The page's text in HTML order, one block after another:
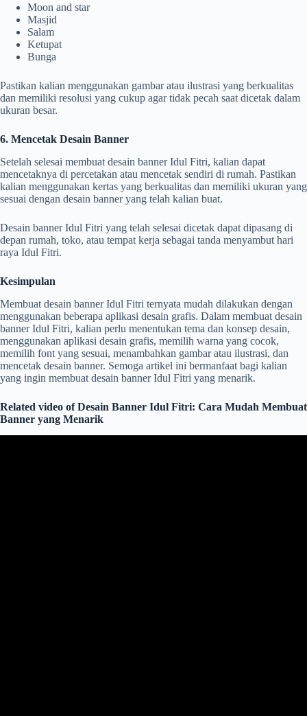
Moon and star
Masjid
Salam
Ketupat
Bunga
Pastikan kalian menggunakan gambar atau ilustrasi yang berkualitas
dan memiliki resolusi yang cukup agar tidak pecah saat dicetak dalam
ukuran besar.
6. Mencetak Desain Banner
Setelah selesai membuat desain banner Idul Fitri, kalian dapat
mencetaknya di percetakan atau mencetak sendiri di rumah. Pastikan
kalian menggunakan kertas yang berkualitas dan memiliki ukuran yang
sesuai dengan desain banner yang telah kalian buat.
Desain banner Idul Fitri yang telah selesai dicetak dapat dipasang di
depan rumah, toko, atau tempat kerja sebagai tanda menyambut hari
raya Idul Fitri.
Kesimpulan
Membuat desain banner Idul Fitri ternyata mudah dilakukan dengan
menggunakan beberapa aplikasi desain grafis. Dalam membuat desain
banner Idul Fitri, kalian perlu menentukan tema dan konsep desain,
menggunakan aplikasi desain grafis, memilih warna yang cocok,
memilih font yang sesuai, menambahkan gambar atau ilustrasi, dan
mencetak desain banner. Semoga artikel ini bermanfaat bagi kalian
yang ingin membuat desain banner Idul Fitri yang menarik.
Related video of Desain Banner Idul Fitri: Cara Mudah Membuat
Banner yang Menarik